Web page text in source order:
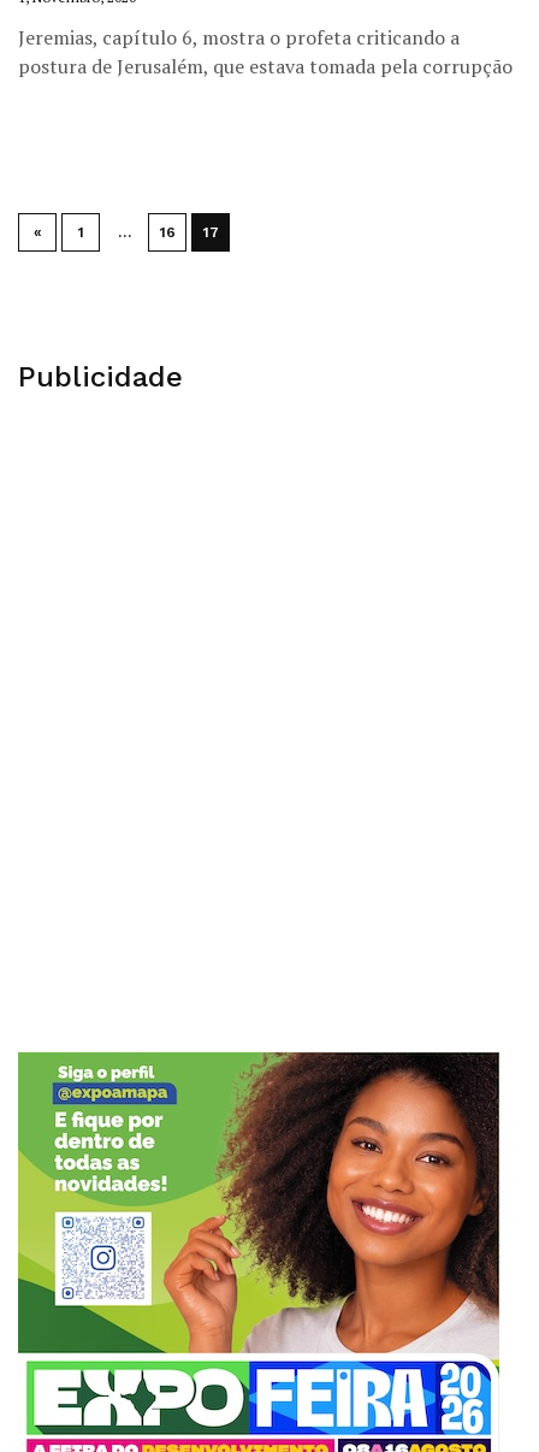
Jeremias, capítulo 6, mostra o profeta criticando a
postura de Jerusalém, que estava tomada pela corrupção
« 1 … 16 17
Publicidade